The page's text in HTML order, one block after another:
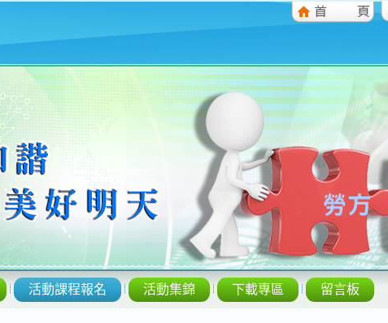
活動課程報名 活動集錦 下載專區 留言板